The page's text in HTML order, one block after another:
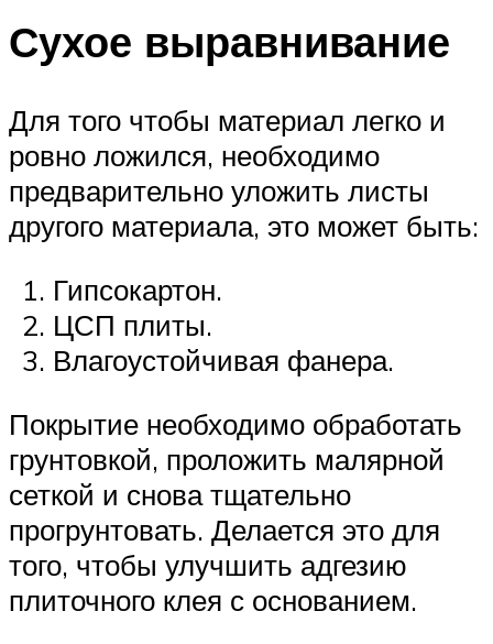
Сухое выравнивание
Для того чтобы материал легко и
ровно ложился, необходимо
предварительно уложить листы
другого материала, это может быть:
Гипсокартон.
ЦСП плиты.
Влагоустойчивая фанера.
Покрытие необходимо обработать
грунтовкой, проложить малярной
сеткой и снова тщательно
прогрунтовать. Делается это для
того, чтобы улучшить адгезию
плиточного клея с основанием.